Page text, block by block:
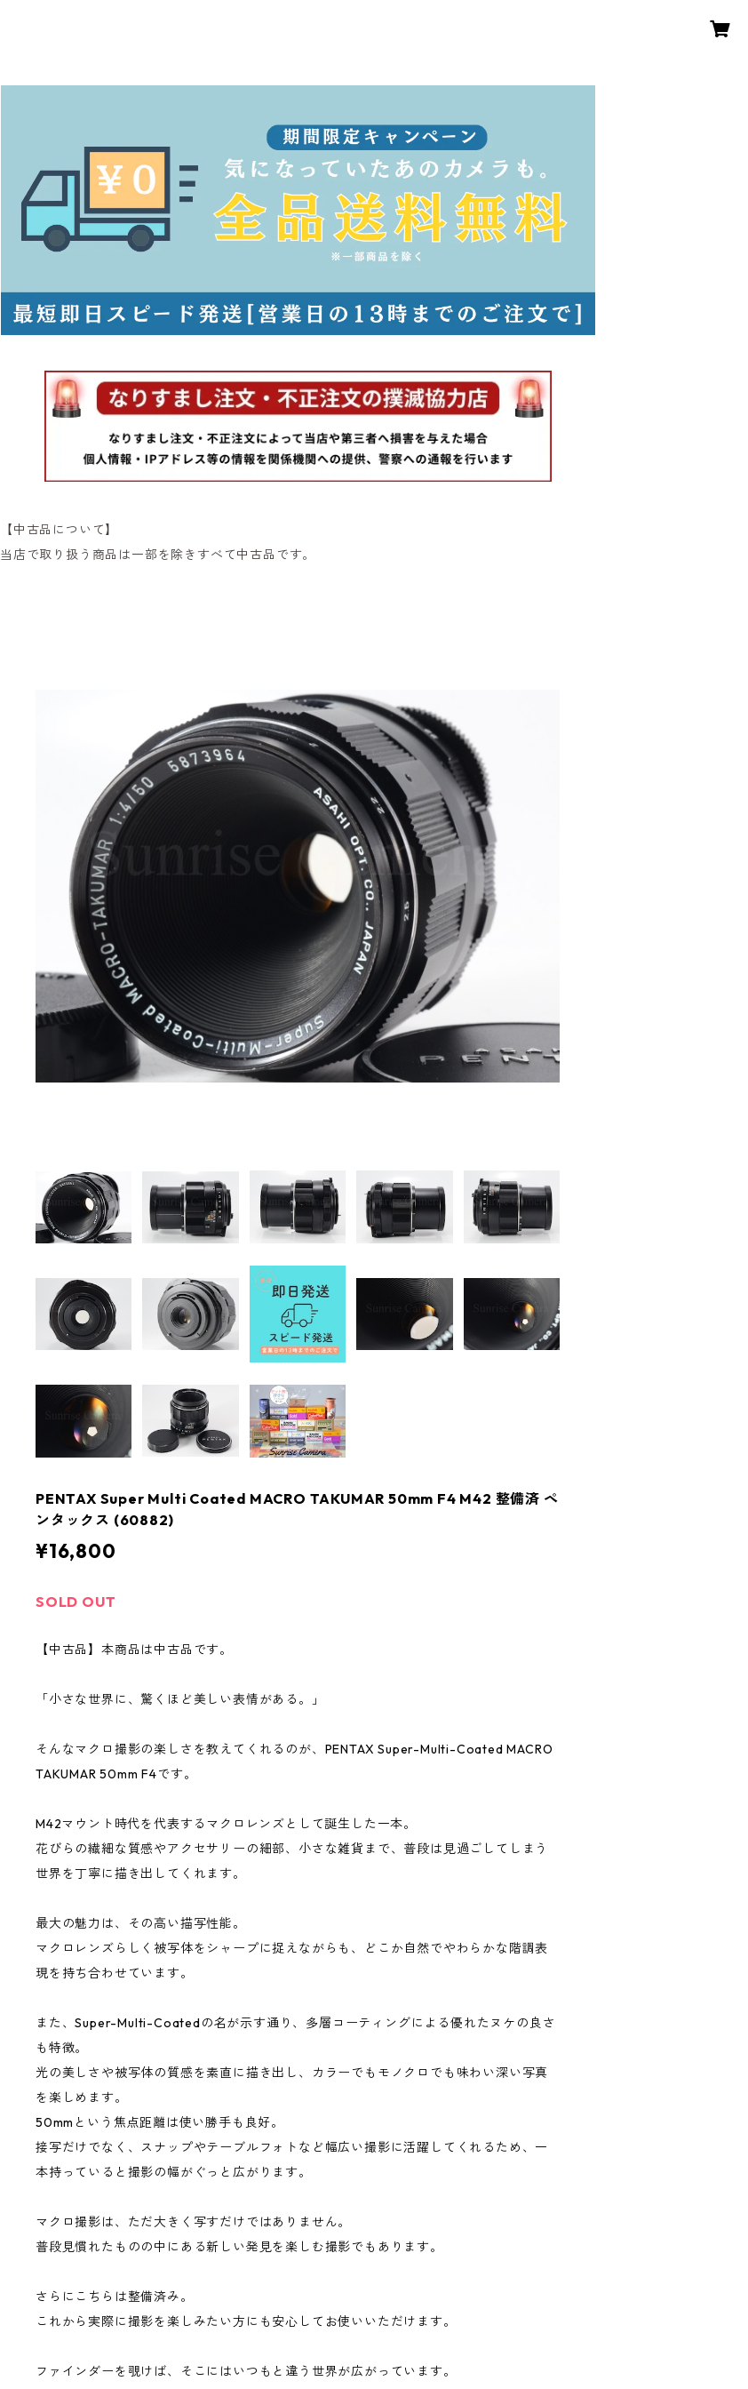
【中古品について】
当店で取り扱う商品は一部を除きすべて中古品です。
PENTAX Super Multi Coated MACRO TAKUMAR 50mm F4 M42 整備済 ペ
ンタックス (60882)
¥16,800
SOLD OUT
【中古品】本商品は中古品です。
「小さな世界に、驚くほど美しい表情がある。」
そんなマクロ撮影の楽しさを教えてくれるのが、PENTAX Super-Multi-Coated MACRO
TAKUMAR 50mm F4です。
M42マウント時代を代表するマクロレンズとして誕生した一本。
花びらの繊細な質感やアクセサリーの細部、小さな雑貨まで、普段は見過ごしてしまう
世界を丁寧に描き出してくれます。
最大の魅力は、その高い描写性能。
マクロレンズらしく被写体をシャープに捉えながらも、どこか自然でやわらかな階調表
現を持ち合わせています。
また、Super-Multi-Coatedの名が示す通り、多層コーティングによる優れたヌケの良さ
も特徴。
光の美しさや被写体の質感を素直に描き出し、カラーでもモノクロでも味わい深い写真
を楽しめます。
50mmという焦点距離は使い勝手も良好。
接写だけでなく、スナップやテーブルフォトなど幅広い撮影に活躍してくれるため、一
本持っていると撮影の幅がぐっと広がります。
マクロ撮影は、ただ大きく写すだけではありません。
普段見慣れたものの中にある新しい発見を楽しむ撮影でもあります。
さらにこちらは整備済み。
これから実際に撮影を楽しみたい方にも安心してお使いいただけます。
ファインダーを覗けば、そこにはいつもと違う世界が広がっています。